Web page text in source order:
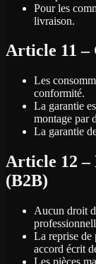
Pour les
livraison.
Article 11 –
Les
conformité.
La garantie
montage par
La garantie
Article 12 –
(B2B)
Aucun droit
La reprise de
accord écrit